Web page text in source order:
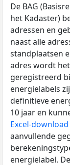
De BAG
het Kadaster)
adressen en
naast alle
standplaatsen
adres wordt
geregistreerd
energielabels
definitieve
10 jaar en
Excel-
aanvullende
energielabel.